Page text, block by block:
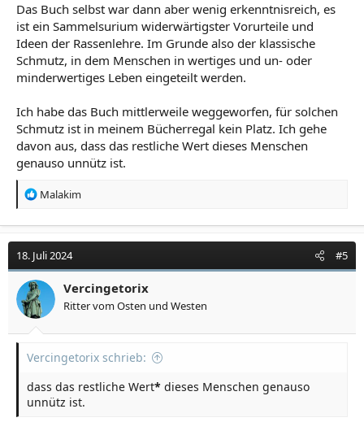
Das Buch selbst war dann aber wenig erkenntnisreich, es
ist ein Sammelsurium widerwärtigster Vorurteile und
Ideen der Rassenlehre. Im Grunde also der klassische
Schmutz, in dem Menschen in wertiges und un- oder
minderwertiges Leben eingeteilt werden.
Ich habe das Buch mittlerweile weggeworfen, für solchen
Schmutz ist in meinem Bücherregal kein Platz. Ich gehe
davon aus, dass das restliche Wert dieses Menschen
genauso unnütz ist.
R
a
t
i
o
n
e
Malakim
18. Juli 2024 #5
Vercingetorix
Ritter vom Osten und Westen
Vercingetorix schrieb:
dass das restliche Wert* dieses Menschen genauso
unnütz ist.